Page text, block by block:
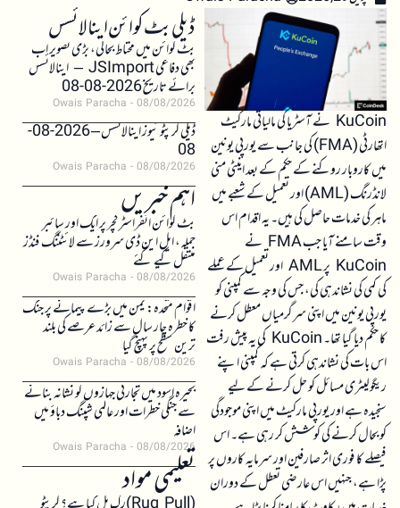
KuCoin نے آسٹریا کی مالیاتی مارکیٹ
اتھارٹی (FMA) کی جانب سے یورپی یونین
میں کاروبار روکنے کے حکم کے بعد اینٹی منی
لانڈرنگ (AML) اور تعمیل کے شعبے میں
ماہر کی خدمات حاصل کی ہیں۔ یہ اقدام اس
وقت سامنے آیا جب FMA نے
KuCoin پر AML اور تعمیل کے عملے
کی کمی کی نشاندہی کی، جس کی وجہ سے کمپنی کو
یورپی یونین میں اپنی سرگرمیاں معطل کرنے
کا حکم دیا گیا تھا۔ KuCoin کی یہ پیش رفت
اس بات کی نشاندہی کرتی ہے کہ کمپنی اپنے
ریگولیٹری مسائل کو حل کرنے کے لیے
سنجیدہ ہے اور یورپی مارکیٹ میں اپنی موجودگی
کو بحال کرنے کی کوشش کر رہی ہے۔ اس
فیصلے کا فوری اثر صارفین اور سرمایہ کاروں پر
پڑا ہے، جنہیں اس عارضی تعطل کے دوران
ڈیلی بٹ کوائن اینالائسس
بٹ کوائن میں محتاط بحالی، بڑی تصویر اب
بھی دفاعی JSImport – اینالائسس
برائے تاریخ 2026-08-08
Owais Paracha 08/08/2026
ڈیلی کرپٹو نیوز اینالائسس – 2026-08-
08
Owais Paracha 08/08/2026
اہم خبریں
بٹ کوائن انفراسٹرکچر پر ایک اور سائبر
حملہ، ایل این ڈی سرورز سے لائٹننگ فنڈز
منتقل کیے گئے
Owais Paracha 08/08/2026
اقوام متحدہ: یمن میں بڑے پیمانے پر جنگ
کا خطرہ چار سال سے زائد عرصے کی بلند
ترین سطح پر پہنچ گیا
Owais Paracha 08/08/2026
بحیرہ اسود میں تجارتی جہازوں کو نشانہ بنانے
سے جنگی خطرات اور عالمی شپنگ دباؤ میں
اضافہ
Owais Paracha 08/08/2026
تعلیمی مواد